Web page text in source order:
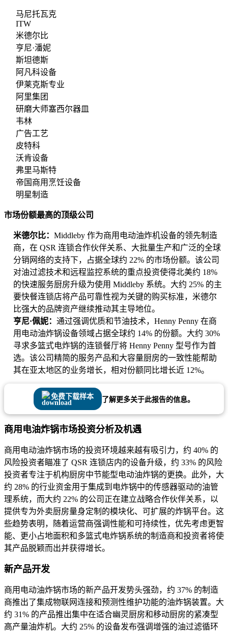
马尼托瓦克
ITW
米德尔比
亨尼·潘妮
斯坦德斯
阿凡科设备
伊莱克斯专业
阿里集团
研磨大师塞西尔器皿
韦林
广告工艺
皮特科
沃肯设备
弗里马斯特
帝国商用烹饪设备
明星制造
市场份额最高的顶级公司
米德尔比： Middleby 作为商用电动油炸机设备的领先制造
商，在 QSR 连锁合作伙伴关系、大批量生产和广泛的全球
分销网络的支持下，占据全球约 22% 的市场份额。该公司
对油过滤技术和远程监控系统的重点投资使得北美约 18%
的快速服务厨房升级为使用 Middleby 系统。大约 25% 的主
要快餐连锁店将产品可靠性视为关键的购买标准，米德尔
比强大的品牌资产继续推动其主导地位。
亨尼·佩妮： 通过强调优质和节油技术，Henny Penny 在商
用电动油炸锅设备领域占据全球约 14% 的份额。大约 30%
寻求多篮式电炸锅的连锁餐厅将 Henny Penny 型号作为首
选。该公司精简的服务产品和大容量厨房的一致性能帮助
其在亚太地区的业务增长，相对份额同比增长近 12%。
免费下载样本 了解更多关于此报告的信息。
商用电油炸锅市场投资分析及机遇
商用电动油炸锅市场的投资环境越来越有吸引力，约 40% 的
风险投资者瞄准了 QSR 连锁店内的设备升级，约 33% 的风险
投资者专注于机构厨房中节能型电动油炸锅的更换。此外，大
约 28% 的行业资金用于集成到电炸锅中的传感器驱动的油管
理系统，而大约 22% 的公司正在建立战略合作伙伴关系，以
提供专为外卖厨房量身定制的模块化、可扩展的炸锅平台。这
些趋势表明，随着运营商强调性能和可持续性，优先考虑更智
能、更小占地面积和多篮式电炸锅系统的制造商和投资者将使
其产品脱颖而出并获得增长。
新产品开发
商用电动油炸锅市场的新产品开发势头强劲，约 37% 的制造
商推出了集成物联网连接和预测性维护功能的油炸锅装置。大
约 31% 的产品推出集中在适合幽灵厨房和移动厨房的紧凑型
高产量油炸机。大约 25% 的设备发布强调增强的油过滤循环